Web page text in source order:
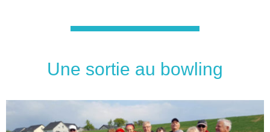
Une sortie au bowling